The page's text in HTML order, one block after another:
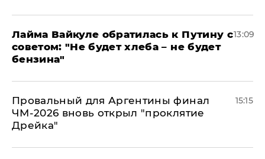
Лайма Вайкуле обратилась к Путину с
советом: "Не будет хлеба – не будет
бензина"
13:09
Провальный для Аргентины финал
ЧМ-2026 вновь открыл "проклятие
Дрейка"
15:15